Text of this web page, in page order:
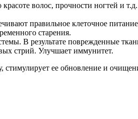
волос, прочности ногтей и
правильное клеточное
старения.
В результате поврежденные
стрий. Улучшает иммунитет.
стимулирует ее обновление и